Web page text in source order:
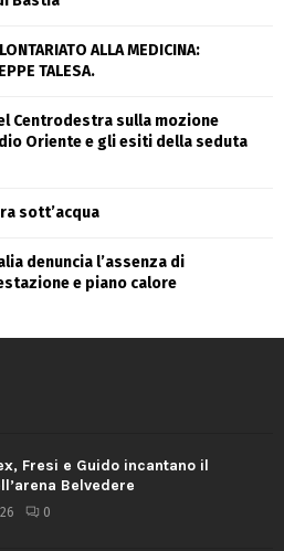
ALLA MEDICINA:
TALESA.
Centrodestra sulla mozione
Oriente e gli esiti della seduta
sott’acqua
denuncia l’assenza di
e piano calore
Fresi e Guido incantano il
Belvedere
0